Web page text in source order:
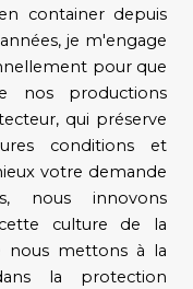
container depuis
je m'engage
pour que
nos productions
qui préserve
conditions et
votre demande
nous innovons
culture de la
nous mettons à la
la protection